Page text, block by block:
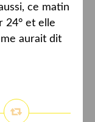
ce matin
24° et elle
aurait dit